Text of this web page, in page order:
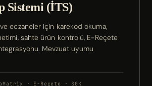
Sistemi (İTS)
eczaneler için karekod okuma,
sahte ürün kontrolü, E-Reçete
Mevzuat uyumu
· E-Reçete · SGK